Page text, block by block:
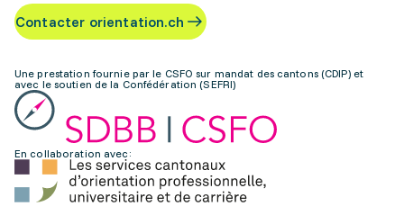
Contacter orientation.ch
Une prestation fournie par le CSFO sur mandat des cantons (CDIP) et
avec le soutien de la Confédération (SEFRI)
En collaboration avec: